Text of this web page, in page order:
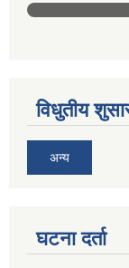
विधुतीय
अन्य
घटना दर्ता